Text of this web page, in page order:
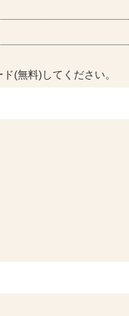
(無料)してください。